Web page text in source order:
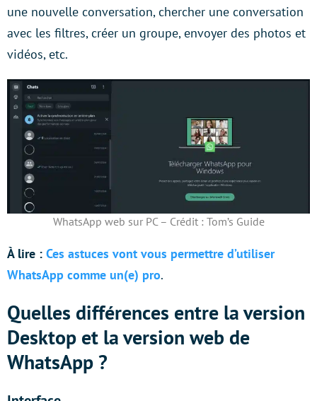
une nouvelle conversation, chercher une conversation
avec les filtres, créer un groupe, envoyer des photos et
vidéos, etc.
WhatsApp web sur PC – Crédit : Tom’s Guide
À lire : Ces astuces vont vous permettre d’utiliser
WhatsApp comme un(e) pro.
Quelles différences entre la version
Desktop et la version web de
WhatsApp ?